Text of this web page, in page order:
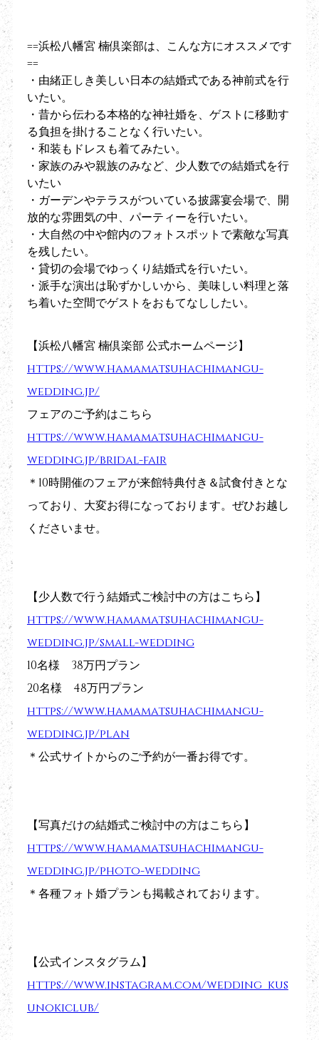
==浜松八幡宮 楠倶楽部は、こんな方にオススメです
==
・由緒正しき美しい日本の結婚式である神前式を行
いたい。
・昔から伝わる本格的な神社婚を、ゲストに移動す
る負担を掛けることなく行いたい。
・和装もドレスも着てみたい。
・家族のみや親族のみなど、少人数での結婚式を行
いたい
・ガーデンやテラスがついている披露宴会場で、開
放的な雰囲気の中、パーティーを行いたい。
・大自然の中や館内のフォトスポットで素敵な写真
を残したい。
・貸切の会場でゆっくり結婚式を行いたい。
・派手な演出は恥ずかしいから、美味しい料理と落
ち着いた空間でゲストをおもてなししたい。
【浜松八幡宮 楠倶楽部 公式ホームページ】
https://www.hamamatsuhachimangu-
wedding.jp/
フェアのご予約はこちら
https://www.hamamatsuhachimangu-
wedding.jp/bridal-fair
＊10時開催のフェアが来館特典付き＆試食付きとな
っており、大変お得になっております。ぜひお越し
くださいませ。
【少人数で行う結婚式ご検討中の方はこちら】
https://www.hamamatsuhachimangu-
wedding.jp/small-wedding
10名様　38万円プラン
20名様　48万円プラン
https://www.hamamatsuhachimangu-
wedding.jp/plan
＊公式サイトからのご予約が一番お得です。
【写真だけの結婚式ご検討中の方はこちら】
https://www.hamamatsuhachimangu-
wedding.jp/photo-wedding
＊各種フォト婚プランも掲載されております。
【公式インスタグラム】
https://www.instagram.com/wedding_kus
unokiclub/